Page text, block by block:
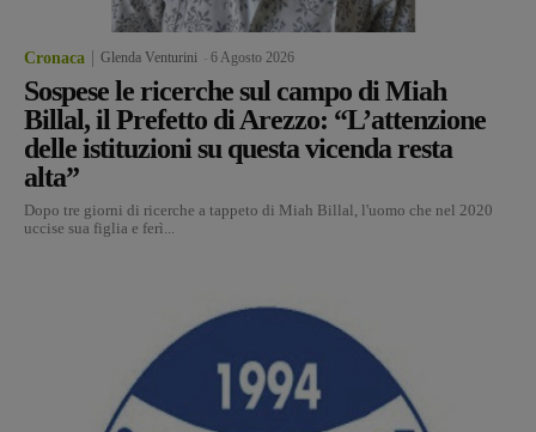
Cronaca Glenda Venturini 6 Agosto 2026
Sospese le ricerche sul campo di Miah
Billal, il Prefetto di Arezzo: “L’attenzione
delle istituzioni su questa vicenda resta
alta”
Dopo tre giorni di ricerche a tappeto di Miah Billal, l'uomo che nel 2020
uccise sua figlia e ferì...